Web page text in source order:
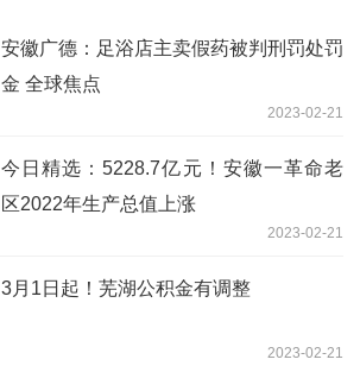
安徽广德：足浴店主卖假药被判刑罚处罚
金 全球焦点
2023-02-21
今日精选：5228.7亿元！安徽一革命老
区2022年生产总值上涨
2023-02-21
3月1日起！芜湖公积金有调整
2023-02-21